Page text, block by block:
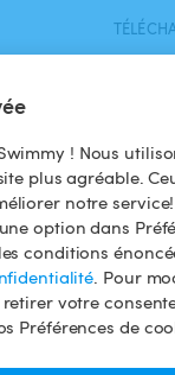
! Nous
plus agréable.
notre
option dans
conditions
. Pour
votre
Préférences de